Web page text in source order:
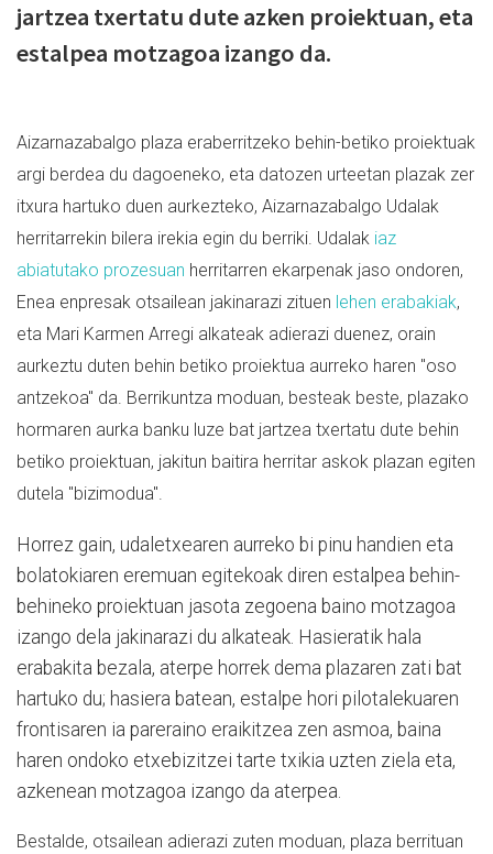
jartzea txertatu dute azken proiektuan, eta
estalpea motzagoa izango da.
Aizarnazabalgo plaza eraberritzeko behin-betiko proiektuak
argi berdea du dagoeneko, eta datozen urteetan plazak zer
itxura hartuko duen aurkezteko, Aizarnazabalgo Udalak
herritarrekin bilera irekia egin du berriki. Udalak iaz
abiatutako prozesuan herritarren ekarpenak jaso ondoren,
Enea enpresak otsailean jakinarazi zituen lehen erabakiak,
eta Mari Karmen Arregi alkateak adierazi duenez, orain
aurkeztu duten behin betiko proiektua aurreko haren "oso
antzekoa" da. Berrikuntza moduan, besteak beste, plazako
hormaren aurka banku luze bat jartzea txertatu dute behin
betiko proiektuan, jakitun baitira herritar askok plazan egiten
dutela "bizimodua".
Horrez gain, udaletxearen aurreko bi pinu handien eta
bolatokiaren eremuan egitekoak diren estalpea behin-
behineko proiektuan jasota zegoena baino motzagoa
izango dela jakinarazi du alkateak. Hasieratik hala
erabakita bezala, aterpe horrek dema plazaren zati bat
hartuko du; hasiera batean, estalpe hori pilotalekuaren
frontisaren ia pareraino eraikitzea zen asmoa, baina
haren ondoko etxebizitzei tarte txikia uzten ziela eta,
azkenean motzagoa izango da aterpea.
Bestalde, otsailean adierazi zuten moduan, plaza berrituan